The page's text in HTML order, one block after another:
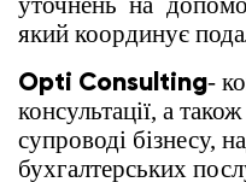
який координує
Opti Consulting-
консультації, а
супроводі бізнесу,
бухгалтерських